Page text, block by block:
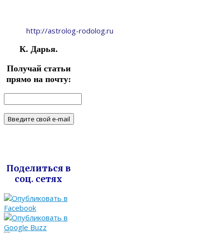
http://astrolog-rodolog.ru
К. Дарья.
Получай статьи
прямо на почту:
Поделиться в
соц. сетях